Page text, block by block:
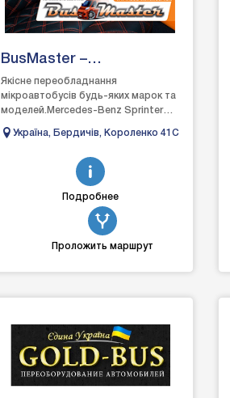
BusMaster –
Переобладнання
Мікроавтобусів всіх
марок. Обшивка,
автомобілів.
Якісне переобладнання
мікроавтобусів будь-яких марок та
моделей.Mercedes-Benz Sprinter
416, Volkswagen Crafter, Vol...
Україна, Бердичів, Короленко 41С
Подробнее
Проложить маршрут